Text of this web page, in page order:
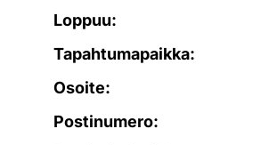
Loppuu:
Tapahtumapaikka:
Osoite:
Postinumero: